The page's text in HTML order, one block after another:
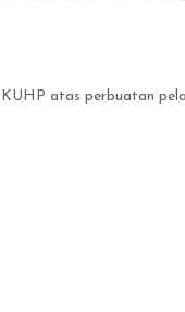
KUHP atas perbuatan